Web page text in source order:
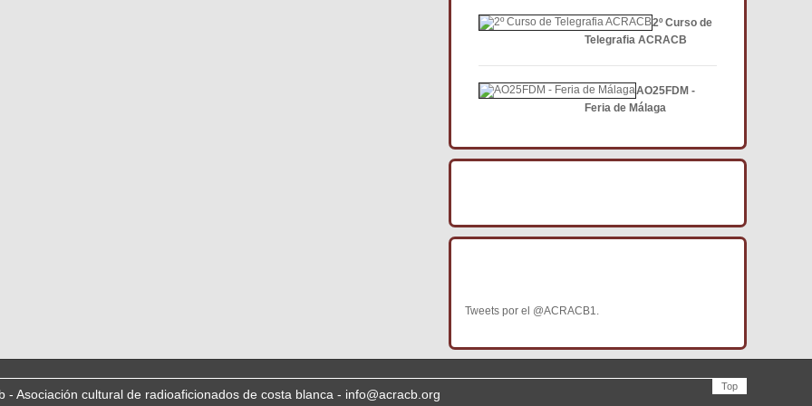
2º Curso de
Telegrafia ACRACB
AO25FDM -
Feria de Málaga
Tweets por el @ACRACB1.
Top
- Asociación cultural de radioaficionados de costa blanca - info@acracb.org